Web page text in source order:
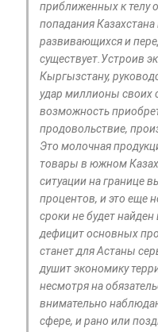
приближенных к телу
попадания
развивающихся и
существует.Устроив
Кыргызстану,
удар миллионы своих
возможность
продовольствие,
Это молочная
товары в южном
ситуации на границе
процентов, и это еще
сроки не будет
дефицит основных
станет для Астаны
душит экономику
несмотря на
внимательно
сфере, и рано или